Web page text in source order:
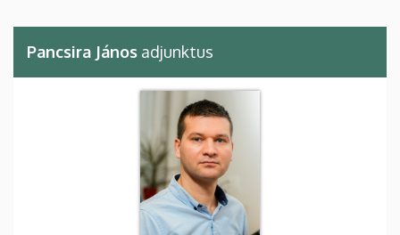
Pancsira János adjunktus